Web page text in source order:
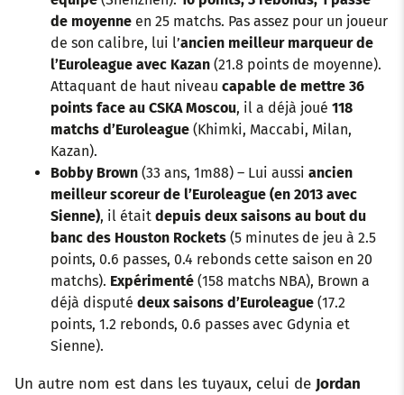
de moyenne en 25 matchs. Pas assez pour un joueur
de son calibre, lui l’ancien meilleur marqueur de
l’Euroleague avec Kazan (21.8 points de moyenne).
Attaquant de haut niveau capable de mettre 36
points face au CSKA Moscou, il a déjà joué 118
matchs d’Euroleague (Khimki, Maccabi, Milan,
Kazan).
Bobby Brown (33 ans, 1m88) – Lui aussi ancien
meilleur scoreur de l’Euroleague (en 2013 avec
Sienne), il était depuis deux saisons au bout du
banc des Houston Rockets (5 minutes de jeu à 2.5
points, 0.6 passes, 0.4 rebonds cette saison en 20
matchs). Expérimenté (158 matchs NBA), Brown a
déjà disputé deux saisons d’Euroleague (17.2
points, 1.2 rebonds, 0.6 passes avec Gdynia et
Sienne).
Un autre nom est dans les tuyaux, celui de Jordan